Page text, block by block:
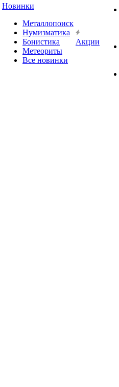
Новинки
Металлопоиск
Нумизматика
Бонистика
Метеориты
Все новинки
Акции